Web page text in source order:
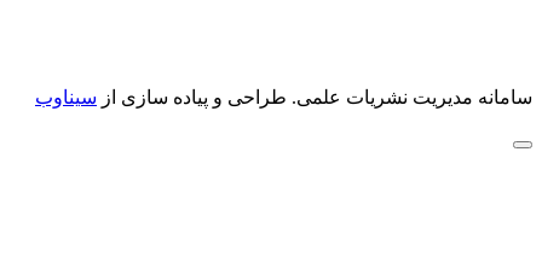
سامانه مدیریت نشریات علمی. طراحی و پیاده سازی از سیناوب